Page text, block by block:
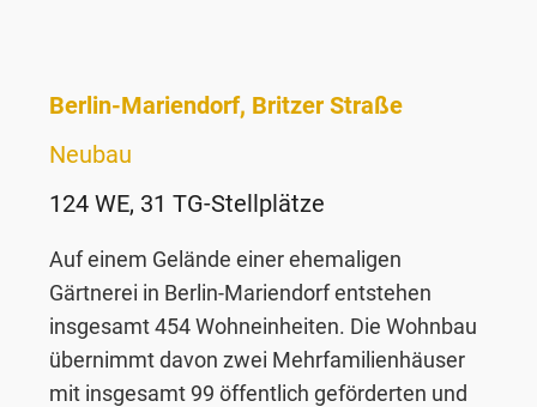
Berlin-Mariendorf, Britzer Straße
Neubau
124 WE, 31 TG-Stellplätze
Auf einem Gelände einer ehemaligen
Gärtnerei in Berlin-Mariendorf entstehen
insgesamt 454 Wohneinheiten. Die Wohnbau
übernimmt davon zwei Mehrfamilienhäuser
mit insgesamt 99 öffentlich geförderten und